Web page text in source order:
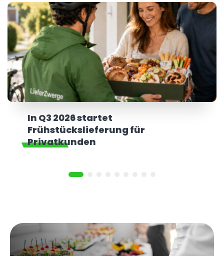
In Q3 2026 startet
Frühstückslieferung für
Privatkunden